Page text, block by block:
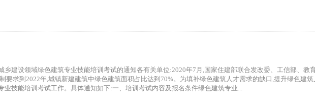
建设领域绿色建筑专业技能培训考试的通知各有关单位:2020年7月,国家住建部联合发改委、工信部、教
求到2022年,城镇新建建筑中绿色建筑面积占比达到70%。为填补绿色建筑人才需求的缺口,提升绿色建
技能培训考试工作。具体通知如下:一、培训考试内容及报名条件绿色建筑专业...